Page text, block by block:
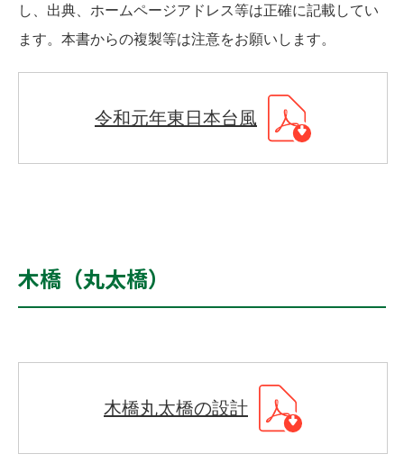
し、出典、ホームページアドレス等は正確に記載してい
ます。本書からの複製等は注意をお願いします。
令和元年東日本台風
木橋（丸太橋）
木橋丸太橋の設計